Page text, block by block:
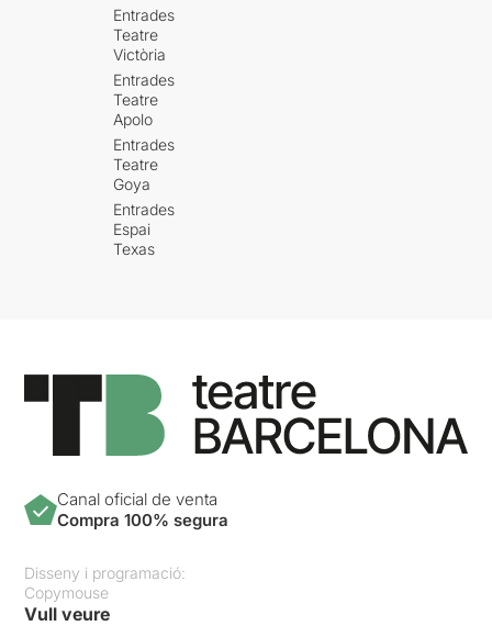
Entrades
Teatre
Victòria
Entrades
Teatre
Apolo
Entrades
Teatre
Goya
Entrades
Espai
Texas
Canal oficial de venta
Compra 100% segura
Disseny i programació:
Copymouse
Vull veure